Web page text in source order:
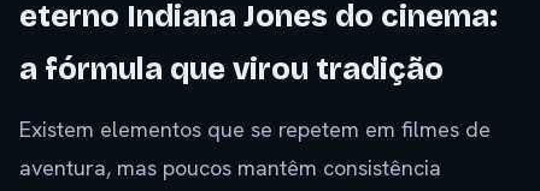
eterno Indiana Jones do cinema:
a fórmula que virou tradição
Existem elementos que se repetem em filmes de
aventura, mas poucos mantêm consistência